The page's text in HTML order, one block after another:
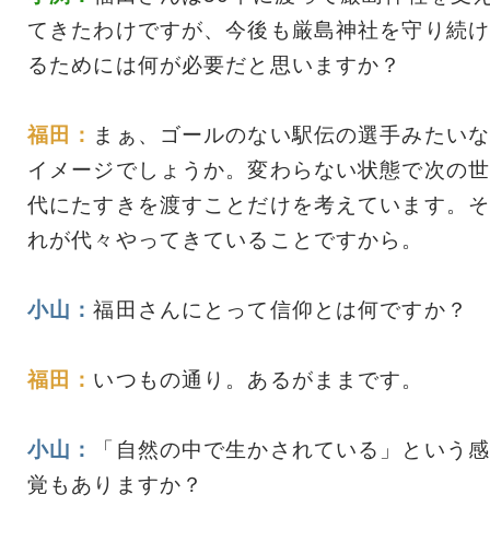
てきたわけですが、今後も厳島神社を守り続け
るためには何が必要だと思いますか？
福田： まぁ、ゴールのない駅伝の選手みたいな
イメージでしょうか。変わらない状態で次の世
代にたすきを渡すことだけを考えています。そ
れが代々やってきていることですから。
小山：福田さんにとって信仰とは何ですか？
福田： いつもの通り。あるがままです。
小山：
「自然の中で生かされている」という感
覚もありますか？